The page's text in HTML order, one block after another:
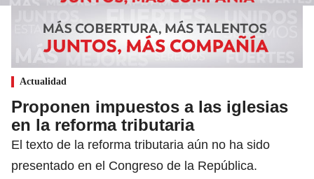
Actualidad
Proponen impuestos a las iglesias
en la reforma tributaria
El texto de la reforma tributaria aún no ha sido
presentado en el Congreso de la República.